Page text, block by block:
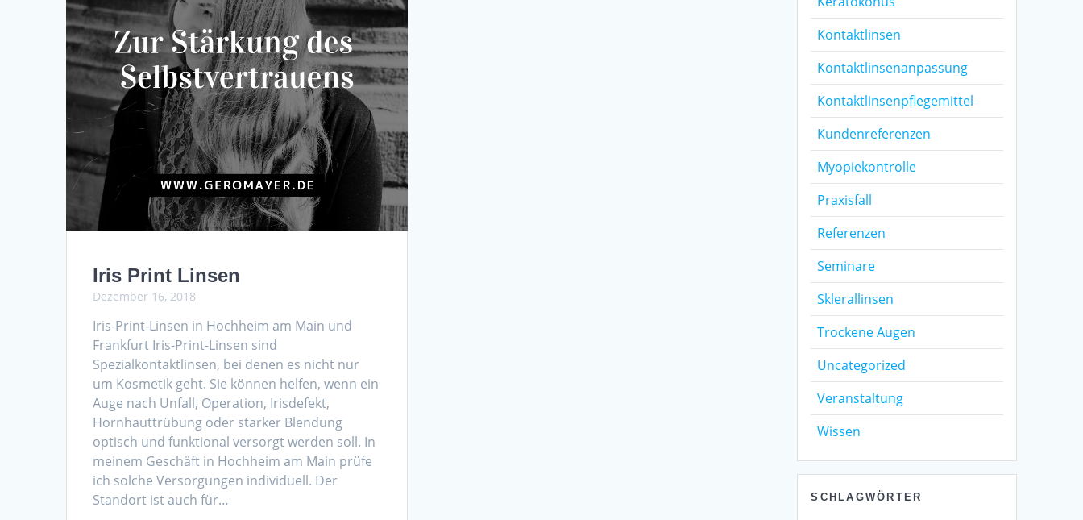
Iris Print Linsen
Dezember 16, 2018
Iris-Print-Linsen in Hochheim am Main und
Frankfurt Iris-Print-Linsen sind
Spezialkontaktlinsen, bei denen es nicht nur
um Kosmetik geht. Sie können helfen, wenn ein
Auge nach Unfall, Operation, Irisdefekt,
Hornhauttrübung oder starker Blendung
optisch und funktional versorgt werden soll. In
meinem Geschäft in Hochheim am Main prüfe
ich solche Versorgungen individuell. Der
Standort ist auch für…
Kontaktlinsen
Kontaktlinsenanpassung
Kontaktlinsenpflegemittel
Kundenreferenzen
Myopiekontrolle
Praxisfall
Referenzen
Seminare
Sklerallinsen
Trockene Augen
Uncategorized
Veranstaltung
Wissen
SCHLAGWÖRTER